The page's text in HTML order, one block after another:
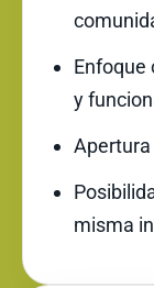
Enfoque
y
misma